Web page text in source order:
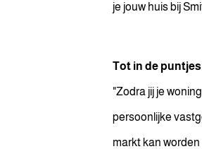
je jouw huis bij
Tot in de puntjes
"Zodra jij je
persoonlijke
markt kan worden